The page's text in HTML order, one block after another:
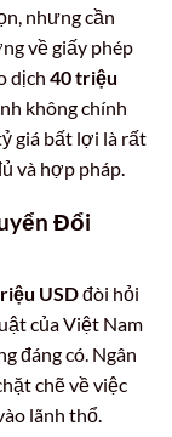
nhưng cần
về giấy phép
dịch 40 triệu
không chính
giá bất lợi là rất
và hợp pháp.
Đổi
USDđòi hỏi
của Việt Nam
đáng có. Ngân
chẽ về việc
lãnh thổ.